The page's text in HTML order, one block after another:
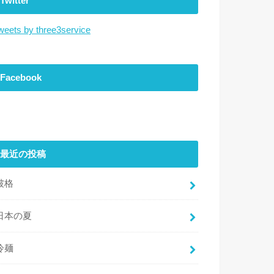
by three3service
Facebook
最近の投稿
格
本の夏
麺